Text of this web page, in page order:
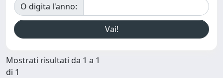
O digita l'anno:
Mostrati risultati da 1 a 1
di 1